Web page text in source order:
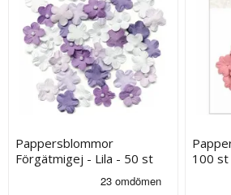
Pappersblommor
Förgätmigej - Lila - 50 st
100 st